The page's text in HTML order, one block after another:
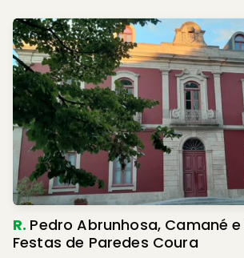
R. Pedro Abrunhosa, Camané e
Festas de Paredes Coura